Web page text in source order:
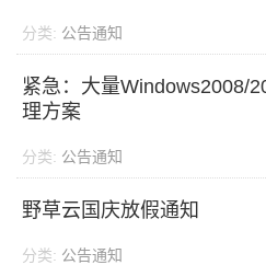
分类: 公告通知
紧急：大量Windows2008/
理方案
分类: 公告通知
野草云国庆放假通知
分类: 公告通知